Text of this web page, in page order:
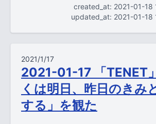
created_at: 2021-01-18
updated_at: 2021-01-
2021/1/17
2021-01-17 「TENET
くは明日、昨日のきみ
する」を観た